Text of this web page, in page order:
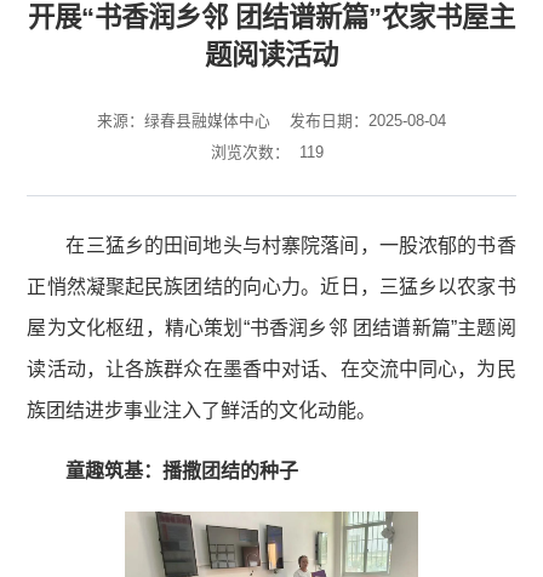
开展“书香润乡邻 团结谱新篇”农家书屋主
题阅读活动
来源：绿春县融媒体中心
发布日期：2025-08-04
浏览次数：
119
在三猛乡的田间地头与村寨院落间，一股浓郁的书香
正悄然凝聚起民族团结的向心力。近日，三猛乡以农家书
屋为文化枢纽，精心策划“书香润乡邻 团结谱新篇”主题阅
读活动，让各族群众在墨香中对话、在交流中同心，为民
族团结进步事业注入了鲜活的文化动能。
童趣筑基：播撒团结的种子